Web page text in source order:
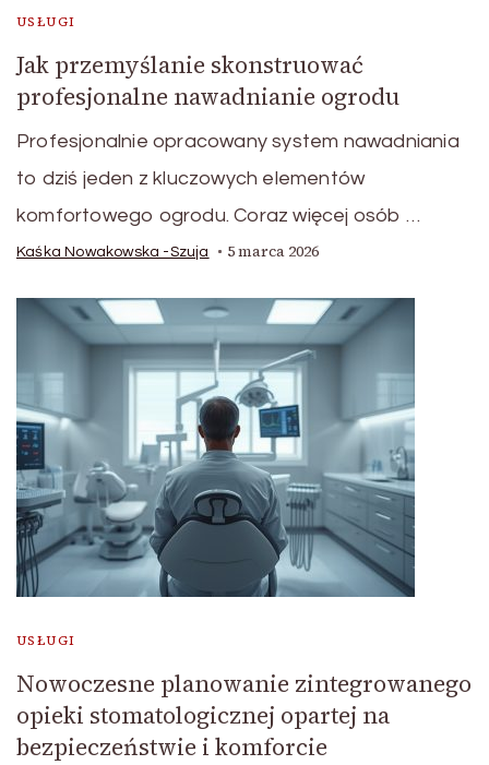
USŁUGI
Jak przemyślanie skonstruować
profesjonalne nawadnianie ogrodu
Profesjonalnie opracowany system nawadniania
to dziś jeden z kluczowych elementów
komfortowego ogrodu. Coraz więcej osób …
Kaśka Nowakowska -Szuja 5 marca 2026
USŁUGI
Nowoczesne planowanie zintegrowanego
opieki stomatologicznej opartej na
bezpieczeństwie i komforcie